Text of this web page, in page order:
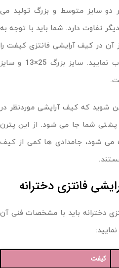
دو سایز متوسط و بزرگ تولید می
تفاوت دارد. شما باید با توجه به
آن در کیف آرایشی فانتزی کیفت را
دارید، یکی از این ابعاد را انتخاب نمایید. سایز بزرگ 25×13 و سایز
شوید که کیف آرایشی موردنظر در
شما جا می شود. از این پترن
می شود، جامدادی ها کمی از کیف
فانتزی دخترانه
دخترانه باید با مشخصات فنی آن
کیفت